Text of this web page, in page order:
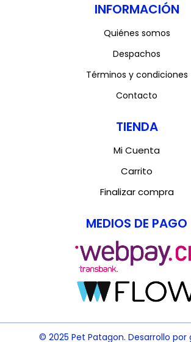
INFORMACIÓN
Quiénes somos
Despachos
Términos y condiciones
Contacto
TIENDA
Mi Cuenta
Carrito
Finalizar compra
MEDIOS DE PAGO
© 2025 Pet Patagon. Desarrollo por